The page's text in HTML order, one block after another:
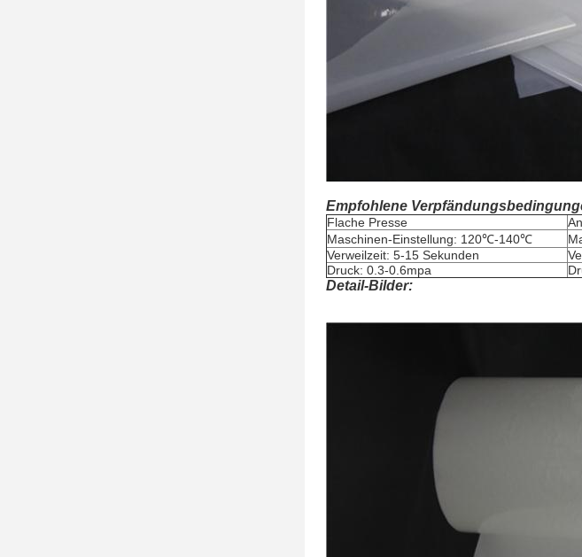
Empfohlene
Flache Presse
Maschinen-Einstellung: 120℃-140℃
Verweilzeit: 5-15 Sekunden
Druck: 0.3-0.6mpa
Detail-Bilder: